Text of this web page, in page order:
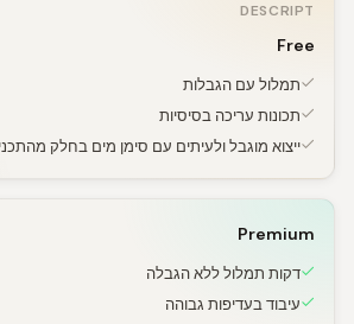
DESCRIPT
Free
תמלול עם הגבלות
תכונות עריכה בסיסיות
ייצוא מוגבל ולעיתים עם סימן מים בחלק
Premium
דקות תמלול ללא הגבלה
עיבוד בעדיפות גבוהה